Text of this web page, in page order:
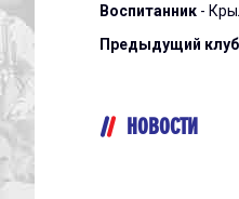
Воспитанник -
Предыдущий клуб
НОВОСТИ